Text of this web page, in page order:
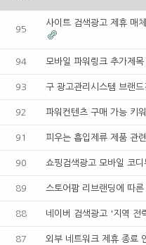
95
사이트 검색광고 제휴
94 모바일 파워링크 추가제
93 구 광고관리시스템 브랜
92 파워컨텐츠 구매 가능 키
91 피우는 흡입제류 제품 관
90 쇼핑검색광고 모바일 코
89 스토어팜 리브랜딩에 따
88 네이버 검색광고 '지역 전
87 외부 네트워크 제휴 종료